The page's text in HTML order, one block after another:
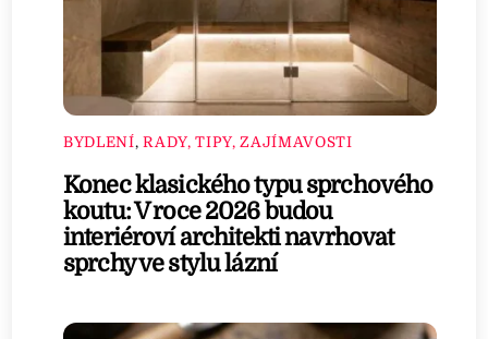
BYDLENÍ,RADY, TIPY, ZAJÍMAVOSTI
Konec klasického typu sprchového
koutu: V roce 2026 budou
interiéroví architekti navrhovat
sprchy ve stylu lázní